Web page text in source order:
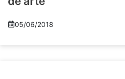
05/06/2018